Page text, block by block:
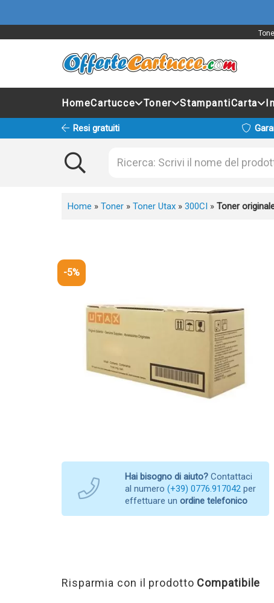
HomeCartucce Toner StampantiCarta
Resi gratuiti
Home » Toner » Toner Utax » 300CI » Toner
-5%
Hai bisogno di aiuto? Contattaci
al numero (+39) 0776.917042 per
effettuare un ordine telefonico
Risparmia con il prodotto Compatibile